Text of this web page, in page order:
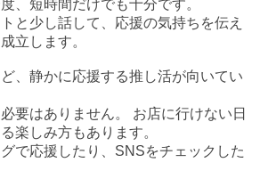
、短時間だけでも十分です。
と少し話して、応援の気持ちを伝え
立します。
、静かに応援する推し活が向いてい
要はありません。 お店に行けない日
楽しみ方もあります。
で応援したり、SNSをチェックした